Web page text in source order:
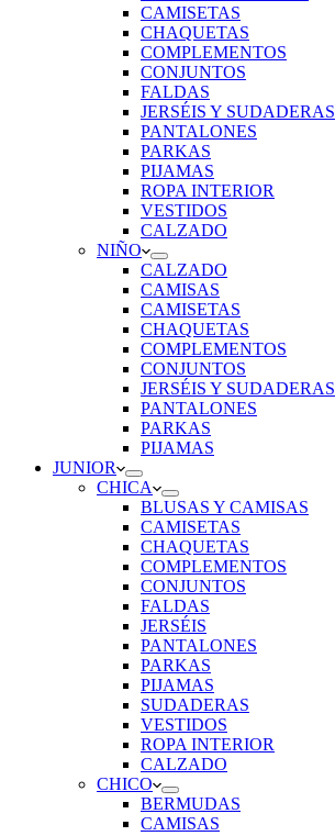
CAMISETAS
CHAQUETAS
COMPLEMENTOS
CONJUNTOS
FALDAS
JERSÉIS Y SUDADERAS
PANTALONES
PARKAS
PIJAMAS
ROPA INTERIOR
VESTIDOS
CALZADO
NIÑO
CALZADO
CAMISAS
CAMISETAS
CHAQUETAS
COMPLEMENTOS
CONJUNTOS
JERSÉIS Y SUDADERAS
PANTALONES
PARKAS
PIJAMAS
JUNIOR
CHICA
BLUSAS Y CAMISAS
CAMISETAS
CHAQUETAS
COMPLEMENTOS
CONJUNTOS
FALDAS
JERSÉIS
PANTALONES
PARKAS
PIJAMAS
SUDADERAS
VESTIDOS
ROPA INTERIOR
CALZADO
CHICO
BERMUDAS
CAMISAS